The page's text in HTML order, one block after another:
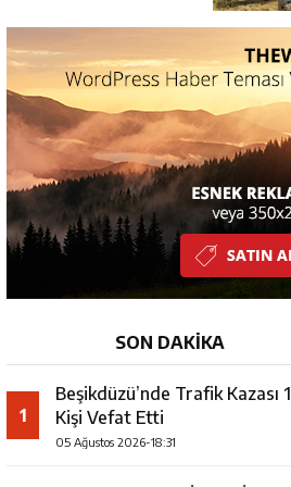
SON DAKİKA
1
Beşikdüzü’nde Trafik Kazası 1
Kişi Vefat Etti
05 Ağustos 2026-18:31